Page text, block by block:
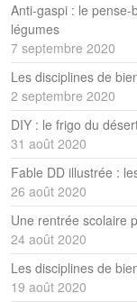
Anti-gaspi : le
légumes
7 septembre 2020
Les disciplines de
2 septembre 2020
DIY : le frigo du
31 août 2020
Fable DD illustrée :
26 août 2020
Une rentrée scolaire
24 août 2020
Les disciplines de
19 août 2020